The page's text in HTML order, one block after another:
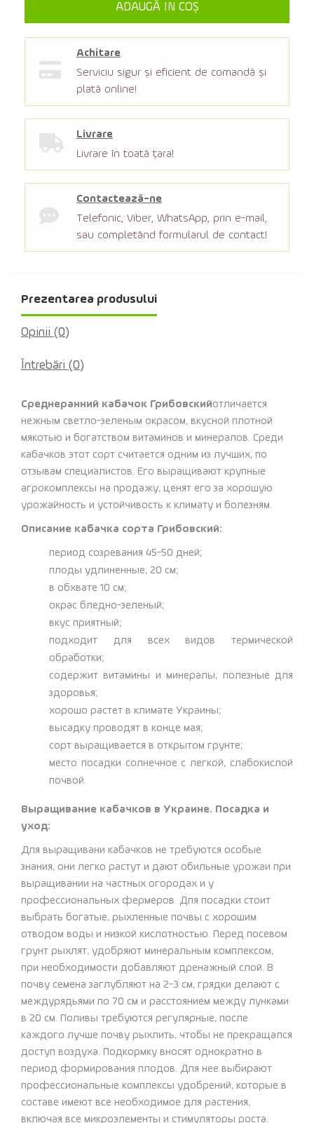
ADAUGĂ IN COŞ
Achitare
Serviciu sigur şi eficient de comandă şi
plată online!
Livrare
Livrare în toată țara!
Contactează-ne
Telefonic, Viber, WhatsApp, prin e-mail,
sau completând formularul de contact!
Prezentarea produsului
Opinii (0)
Întrebări (0)
Среднеранний кабачок Грибовскийотличается
нежным светло-зеленым окрасом, вкусной плотной
мякотью и богатством витаминов и минералов. Среди
кабачков этот сорт считается одним из лучших, по
отзывам специалистов. Его выращивают крупные
агрокомплексы на продажу, ценят его за хорошую
урожайность и устойчивость к климату и болезням.
Описание кабачка сорта Грибовский:
период созревания 45-50 дней;
плоды удлиненные, 20 см;
в обхвате 10 см;
окрас бледно-зеленый;
вкус приятный;
подходит для всех видов термической
обработки;
содержит витамины и минералы, полезные для
здоровья;
хорошо растет в климате Украины;
высадку проводят в конце мая;
сорт выращивается в открытом грунте;
место посадки солнечное с легкой, слабокислой
почвой.
Выращивание кабачков в Украине. Посадка и
уход:
Для выращивани кабачков не требуются особые
знания, они легко растут и дают обильные урожаи при
выращивании на частных огородах и у
профессиональных фермеров. Для посадки стоит
выбрать богатые, рыхленные почвы с хорошим
отводом воды и низкой кислотностью. Перед посевом
грунт рыхлят, удобряют минеральным комплексом,
при необходимости добавляют дренажный слой. В
почву семена заглубляют на 2-3 см, грядки делают с
междурядьями по 70 см и расстоянием между лунками
в 20 см. Поливы требуются регулярные, после
каждого лучше почву рыхлить, чтобы не прекращался
доступ воздуха. Подкормку вносят однократно в
период формирования плодов. Для нее выбирают
профессиональные комплексы удобрений, которые в
составе имеют все необходимое для растения,
включая все микроэлементы и стимуляторы роста.